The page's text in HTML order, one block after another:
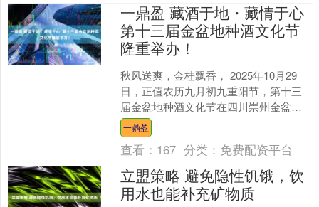
一鼎盈 藏酒于地・藏情于心
第十三届金盆地种酒文化节
隆重举办！
秋风送爽，金桂飘香， 2025年10月29
日，正值农历九月初九重阳节，第十三
届金盆地种酒文化节在四川崇州金盆地
酒文化博览园正式拉开帷幕。本届文化
节以“藏酒于地・....
一鼎盈
查看： 167 分类： 免费配资平台
立盟策略 避免隐性饥饿，饮
用水也能补充矿物质